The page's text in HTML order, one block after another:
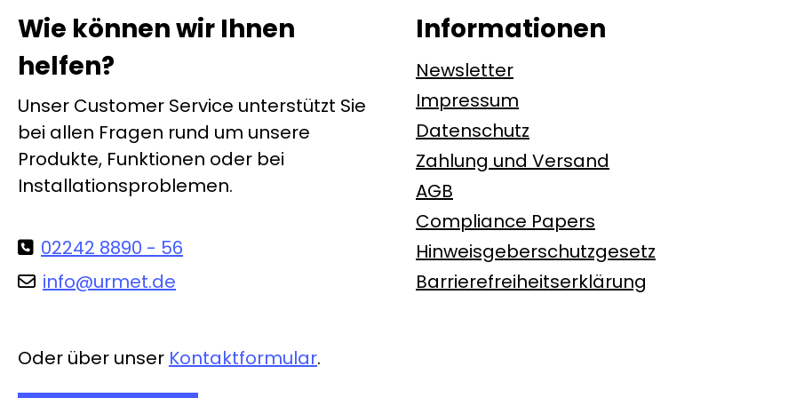
des 2VOICE-
Systems, für die
Monitor konzipiert
ist. Alle Funktionen
eingestellt. Jede Eingabe
Hilfe von graphischen
auf dem Display
und von
begleitet. Der
Farb-
Audiosystem, welches
und runden
nochmals das Design
Wie können wir Ihnen
helfen?
Unser Customer Service unterstützt Sie
bei allen Fragen rund um unsere
Produkte, Funktionen oder bei
Installationsproblemen.
02242 8890 - 56
info@urmet.de
Oder über unser Kontaktformular.
Informationen
Newsletter
Impressum
Datenschutz
Zahlung und Versand
AGB
Compliance Papers
Hinweisgeberschutzgesetz
Barrierefreiheitserklärung